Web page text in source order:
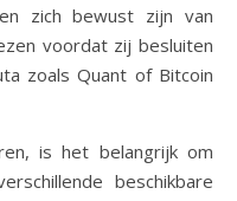
zich bewust zijn van
voordat zij besluiten
zoals Quant of Bitcoin
is het belangrijk om
beschikbare